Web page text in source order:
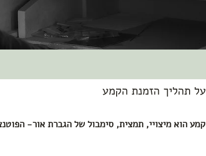
על תהליך הזמנת הקמע
קמע הוא מיצויי, תמצית, סימבול של הגברת אור-